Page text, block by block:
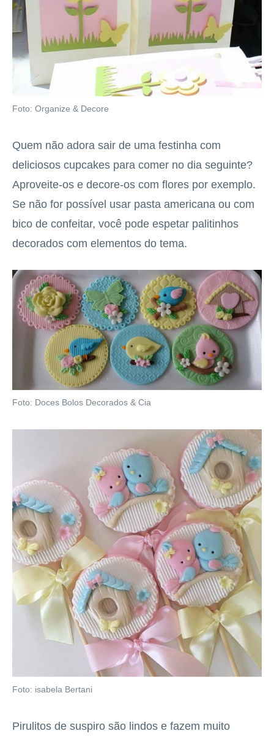
Foto: Organize & Decore
Quem não adora sair de uma festinha com
deliciosos cupcakes para comer no dia seguinte?
Aproveite-os e decore-os com flores por exemplo.
Se não for possível usar pasta americana ou com
bico de confeitar, você pode espetar palitinhos
decorados com elementos do tema.
Foto: Doces Bolos Decorados & Cia
Foto: isabela Bertani
Pirulitos de suspiro são lindos e fazem muito